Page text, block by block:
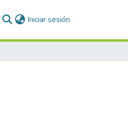
Iniciar sesión